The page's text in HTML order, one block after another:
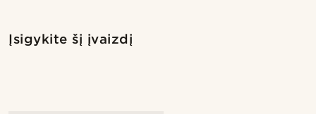
Įsigykite šį įvaizdį